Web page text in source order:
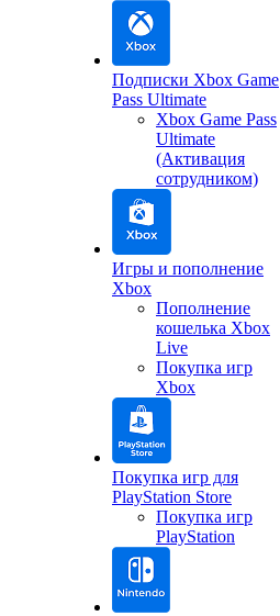
Подписки Xbox Game
Pass Ultimate
Xbox Game Pass
Ultimate
(Активация
сотрудником)
Игры и пополнение
Xbox
Пополнение
кошелька Xbox
Live
Покупка игр
Xbox
Покупка игр для
PlayStation Store
Покупка игр
PlayStation